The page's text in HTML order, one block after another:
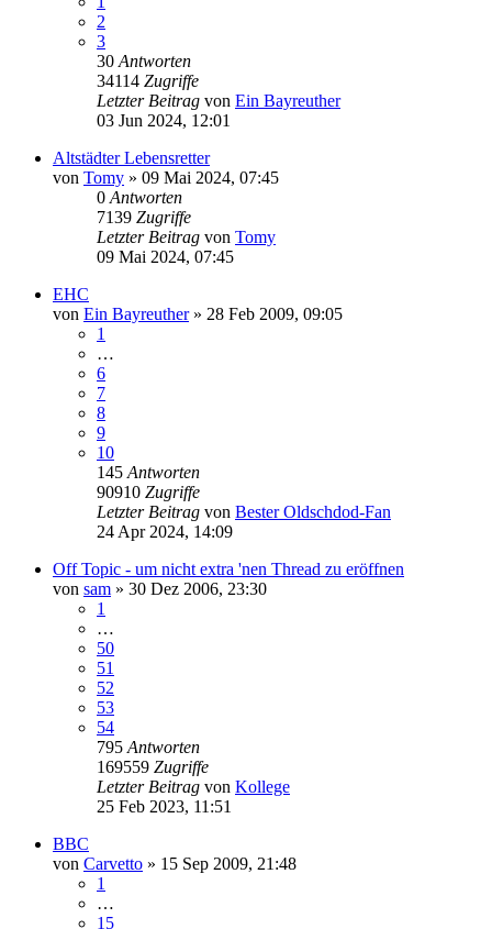
2
3
30 Antworten
34114 Zugriffe
Letzter Beitrag von Ein Bayreuther
03 Jun 2024, 12:01
Altstädter Lebensretter
von Tomy » 09 Mai 2024, 07:45
0 Antworten
7139 Zugriffe
Letzter Beitrag von Tomy
09 Mai 2024, 07:45
EHC
von Ein Bayreuther» 28 Feb 2009, 09:05
1
…
6
7
8
9
10
145 Antworten
90910 Zugriffe
Letzter Beitrag von Bester Oldschdod-Fan
24 Apr 2024, 14:09
Off Topic - um nicht extra 'nen Thread zu eröffnen
von sam » 30 Dez 2006, 23:30
1
…
50
51
52
53
54
795 Antworten
169559 Zugriffe
Letzter Beitrag von Kollege
25 Feb 2023, 11:51
BBC
von Carvetto » 15 Sep 2009, 21:48
1
…
15